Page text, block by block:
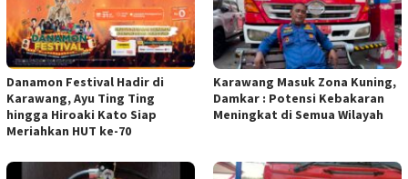
Danamon Festival Hadir di
Karawang, Ayu Ting Ting
hingga Hiroaki Kato Siap
Meriahkan HUT ke-70
Karawang Masuk Zona Kuning,
Damkar : Potensi Kebakaran
Meningkat di Semua Wilayah